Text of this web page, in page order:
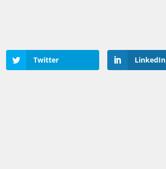
Twitter LinkedIn